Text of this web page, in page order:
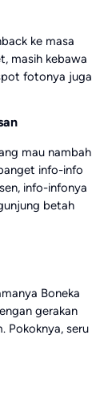
ke masa
masih kebawa
fotonya juga
mau nambah
info-info
info-infonya
betah
Boneka
gerakan
Pokoknya, seru